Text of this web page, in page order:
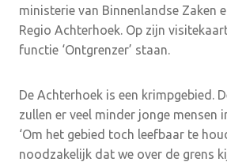
ministerie van Binnenlandse Zaken
Regio Achterhoek. Op zijn
functie ‘Ontgrenzer’ staan.
De Achterhoek is een krimpgebied.
zullen er veel minder jonge mensen
‘Om het gebied toch leefbaar te
noodzakelijk dat we over de grens